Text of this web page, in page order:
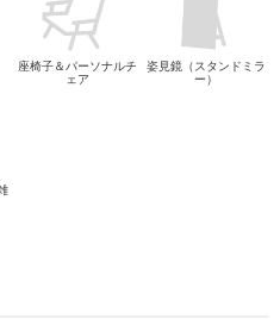
座椅子＆パーソナルチ
ェア
姿見鏡（スタンドミラ
ー）